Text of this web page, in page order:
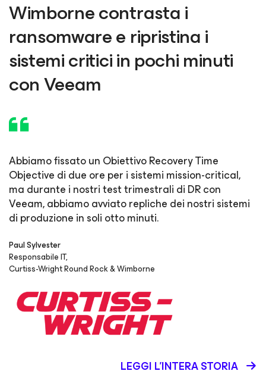
Wimborne contrasta i
ransomware e ripristina i
sistemi critici in pochi minuti
con Veeam
Abbiamo fissato un Obiettivo Recovery Time
Objective di due ore per i sistemi mission-critical,
ma durante i nostri test trimestrali di DR con
Veeam,abbiamo avviato repliche dei nostri sistemi
di produzione in soli otto minuti.
Paul Sylvester
Responsabile IT,
Curtiss-Wright Round Rock & Wimborne
LEGGI L'INTERA STORIA